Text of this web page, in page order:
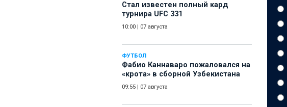
Стал известен полный кард
турнира UFC 331
10:00 07 августа
ФУТБОЛ
Фабио Каннаваро пожаловался на
«крота» в сборной Узбекистана
09:55 07 августа